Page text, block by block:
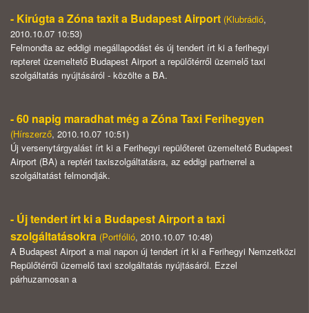
- Kirúgta a Zóna taxit a Budapest Airport (Klubrádió,
2010.10.07 10:53)
Felmondta az eddigi megállapodást és új tendert írt ki a ferihegyi
repteret üzemeltető Budapest Airport a repülőtérről üzemelő taxi
szolgáltatás nyújtásáról - közölte a BA.
- 60 napig maradhat még a Zóna Taxi Ferihegyen
(Hírszerző, 2010.10.07 10:51)
Új versenytárgyalást írt ki a Ferihegyi repülőteret üzemeltető Budapest
Airport (BA) a reptéri taxiszolgáltatásra, az eddigi partnerrel a
szolgáltatást felmondják.
- Új tendert írt ki a Budapest Airport a taxi
szolgáltatásokra (Portfólió, 2010.10.07 10:48)
A Budapest Airport a mai napon új tendert írt ki a Ferihegyi Nemzetközi
Repülőtérről üzemelő taxi szolgáltatás nyújtásáról. Ezzel
párhuzamosan a